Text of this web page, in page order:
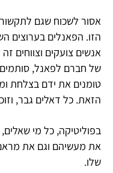
אסור לשכוח שגם
הזו. הפאנלים בערוצים
אנשים צועקים וצווחים
של חברם לפאנל, סותמים
טומנים את ידם בצלחת
הזאת. כל דאלים גבר,
בפוליטיקה, כל מי שאלים,
את מעשיהם וגם את
שלו.